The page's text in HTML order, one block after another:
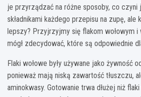
je przyrządzać na różne sposoby, co czyni
składnikami każdego przepisu na zupę,
lepszy? Przyjrzyjmy się flakom wołowym i
mógł zdecydować, które są odpowiednie
Flaki wołowe były używane jako żywność
ponieważ mają niską zawartość tłuszczu,
aminokwasy. Gotowanie trwa dłużej niż